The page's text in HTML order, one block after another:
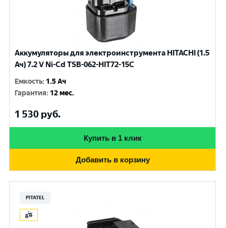
Аккумуляторы для электроинструмента HITACHI (1.5
Ач) 7.2 V Ni-Cd TSB-062-HIT72-15C
Емкость: 1.5 Ач
Гарантия: 12 мес.
1 530 руб.
Купить в 1 клик
Добавить в корзину
PITATEL